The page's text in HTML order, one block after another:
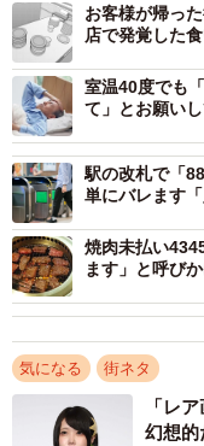
隣の席からにゅっと手が突
「きもーい」「ぶっ
い」「凄い不愉快」
て、３歳息子が握手
毛をやられました…
見ました！」と同じ
メントが多数寄せら
お客様が帰っ
店で発覚した
室温40度でも
て」とお願い
駅の改札で「
単にバレます
焼肉未払い
ます」と呼び
気になる 街ネタ
「レ
幻想